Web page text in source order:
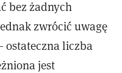
bez żadnych
zwrócić uwagę
ostateczna liczba
jest